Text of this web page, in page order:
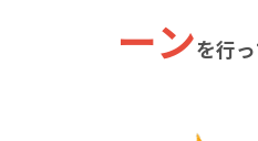
ーンを行